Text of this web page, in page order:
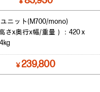
ニット(M700/mono)
さx奥行x幅/重量）：420 x
￥239,800